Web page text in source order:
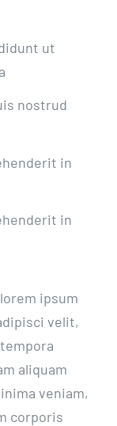
ut
nostrud
in
in
ipsum
velit,
aliquam
veniam,
corporis